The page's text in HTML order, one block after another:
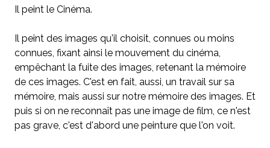
Il peint le Cinéma.
Il peint des images qu'il choisit, connues ou moins
connues, fixant ainsi le mouvement du cinéma,
empêchant la fuite des images, retenant la mémoire
de ces images. C'est en fait, aussi, un travail sur sa
mémoire, mais aussi sur notre mémoire des images. Et
puis si on ne reconnaît pas une image de film, ce n'est
pas grave, c'est d'abord une peinture que l'on voit.